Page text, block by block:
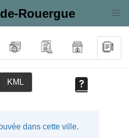
Rouergue
KML
dans cette ville.